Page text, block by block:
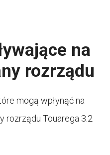
na
rozrządu
mogą wpłynąć na
rozrządu Touarega 3.2